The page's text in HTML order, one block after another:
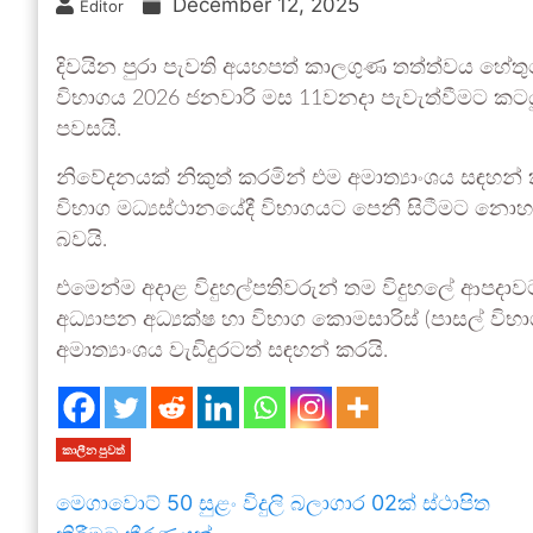
Editor December 12, 2025
දිවයින පුරා පැවති අයහපත් කාලගුණ තත්ත්වය
විභාගය 2026 ජනවාරි මස 11වනදා පැවැත්වීමට
පවසයි.
නිවේදනයක් නිකුත් කරමින් එම අමාත්‍යාංශය
විභාග මධ්‍යස්ථානයේදී විභාගයට පෙනී සිටීමට
බවයි.
එමෙන්ම අදාළ විදුහල්පතිවරුන් තම විදුහලේ
අධ්‍යාපන අධ්‍යක්ෂ හා විභාග කොමසාරිස් (පාසල්
අමාත්‍යාංශය වැඩිදුරටත් සඳහන් කරයි.
කාලීන පුවත්
මෙගාවොට් 50 සුළං විදුලි බලාගාර 02ක් ස්ථාපිත